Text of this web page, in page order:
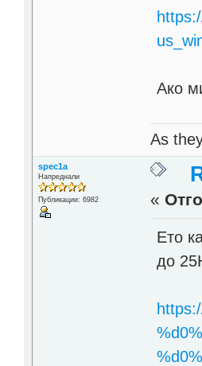
Ако
As
spec1a
Напреднали
Публикации: 6982 «
Ето
до